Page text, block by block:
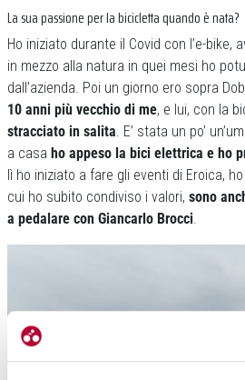
La sua passione per la bicicletta quando è nata?
Ho iniziato durante il Covid con l’e-bike,
in mezzo alla natura in quei mesi ho
dall’azienda. Poi un giorno ero sopra
10 anni più vecchio di me, e lui, con la
stracciato in salita. E’ stata un po’
a casa ho appeso la bici elettrica e ho
lì ho iniziato a fare gli eventi di Eroica,
cui ho subito condiviso i valori, sono
a pedalare con Giancarlo Brocci.